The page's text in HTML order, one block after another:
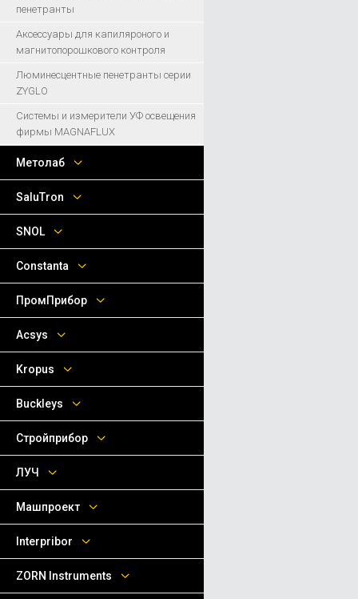
пенетранты
Аксессуары для капиляроного и
магнитопорошкового контроля
Люминесцентные пенетранты серии
ZYGLO
Системы и измерители УФ освещения
фирмы MAGNAFLUX
Метолаб
SaluTron
SNOL
Сonstanta
ПромПрибор
Acsys
Kropus
Buckleys
Стройприбор
ЛУЧ
Машпроект
Interpribor
ZORN Instruments